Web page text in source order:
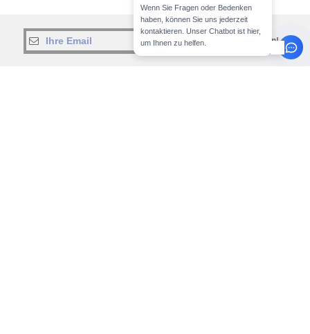
jetzt abonnieren!
Wenn Sie Fragen oder Bedenken
haben, können Sie uns jederzeit
kontaktieren. Unser Chatbot ist hier,
um Ihnen zu helfen.